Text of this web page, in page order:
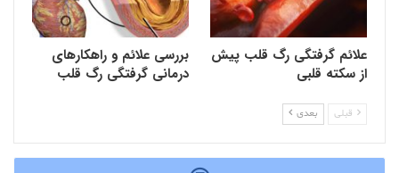
علائم گرفتگی رگ قلب پیش
از سکته قلبی
بررسی علائم و راهکارهای
درمانی گرفتگی رگ قلب
قبلی بعدی